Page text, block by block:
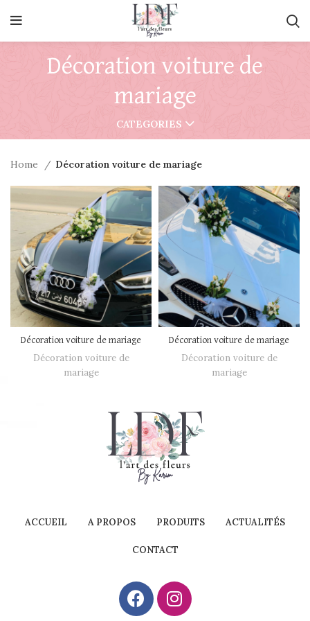
Décoration voiture de
mariage
CATEGORIES
Home Décoration voiture de mariage
Décoration voiture de mariage
Décoration voiture de
mariage
Décoration voiture de mariage
Décoration voiture de
mariage
ACCUEIL A PROPOS PRODUITS ACTUALITÉS
CONTACT